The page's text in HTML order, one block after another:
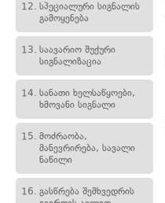
12. სპეციალური სიგნალის
გამოყენება
13. საავარიო შუქური
სიგნალიზაცია
14. სანათი ხელსაწყოები,
ხმოვანი სიგნალი
15. მოძრაობა,
მანევრირება, სავალი
ნაწილი
16. გასწრება შემხვედრის